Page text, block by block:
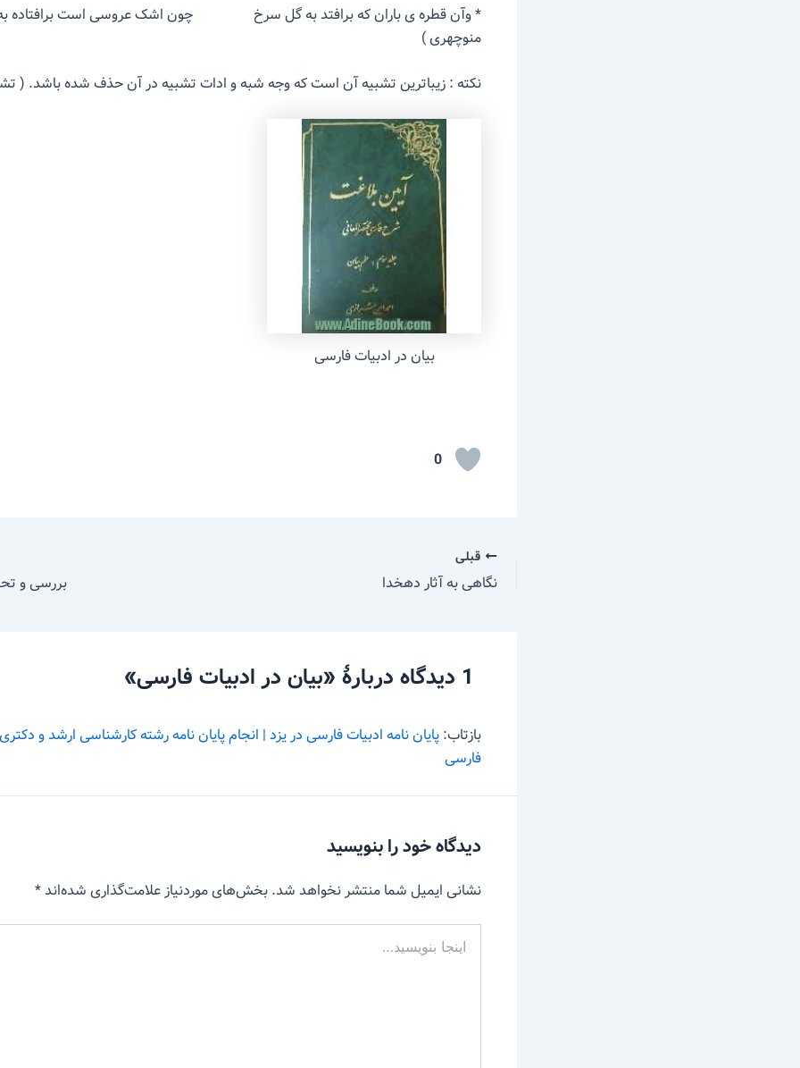
* وآن قطره ی باران که برافتد به گل سرخ چون اشک عروسی است برافتاده
منوچهری )
نکته : زیباترین تشبیه آن است که وجه شبه و ادات تشبیه در آن حذف شده باشد. (
بیان در ادبیات فارسی
0
قبلی
نگاهی به آثار دهخدا بررسی و
1 دیدگاه دربارهٔ «بیان در ادبیات فارسی»
بازتاب: پایان نامه ادبیات فارسی در یزد | انجام پایان نامه رشته کارشناسی ارشد و
فارسی
دیدگاه‌ خود را بنویسید
نشانی ایمیل شما منتشر نخواهد شد. بخش‌های موردنیاز علامت‌گذاری شده‌اند*
بنویسید…